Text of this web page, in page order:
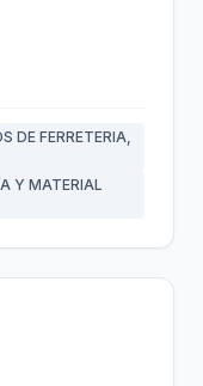
DE FERRETERIA,
Y MATERIAL